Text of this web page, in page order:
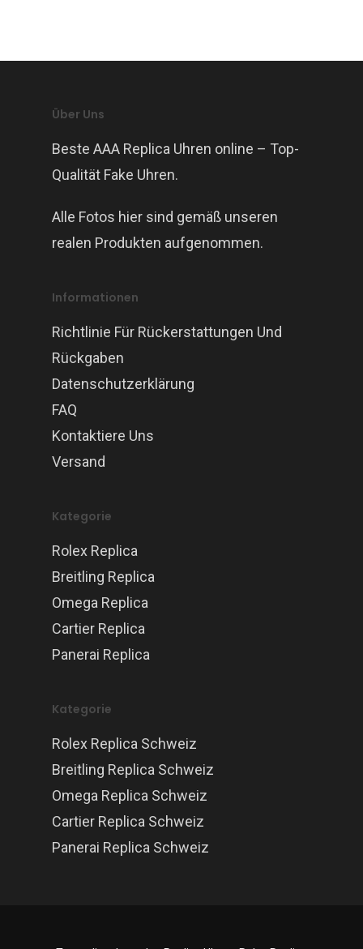
Über Uns
Beste AAA Replica Uhren online – Top-
Qualität Fake Uhren.
Alle Fotos hier sind gemäß unseren
realen Produkten aufgenommen.
Informationen
Richtlinie Für Rückerstattungen Und
Rückgaben
Datenschutzerklärung
FAQ
Kontaktiere Uns
Versand
Kategorie
Rolex Replica
Breitling Replica
Omega Replica
Cartier Replica
Panerai Replica
Kategorie
Rolex Replica Schweiz
Breitling Replica Schweiz
Omega Replica Schweiz
Cartier Replica Schweiz
Panerai Replica Schweiz